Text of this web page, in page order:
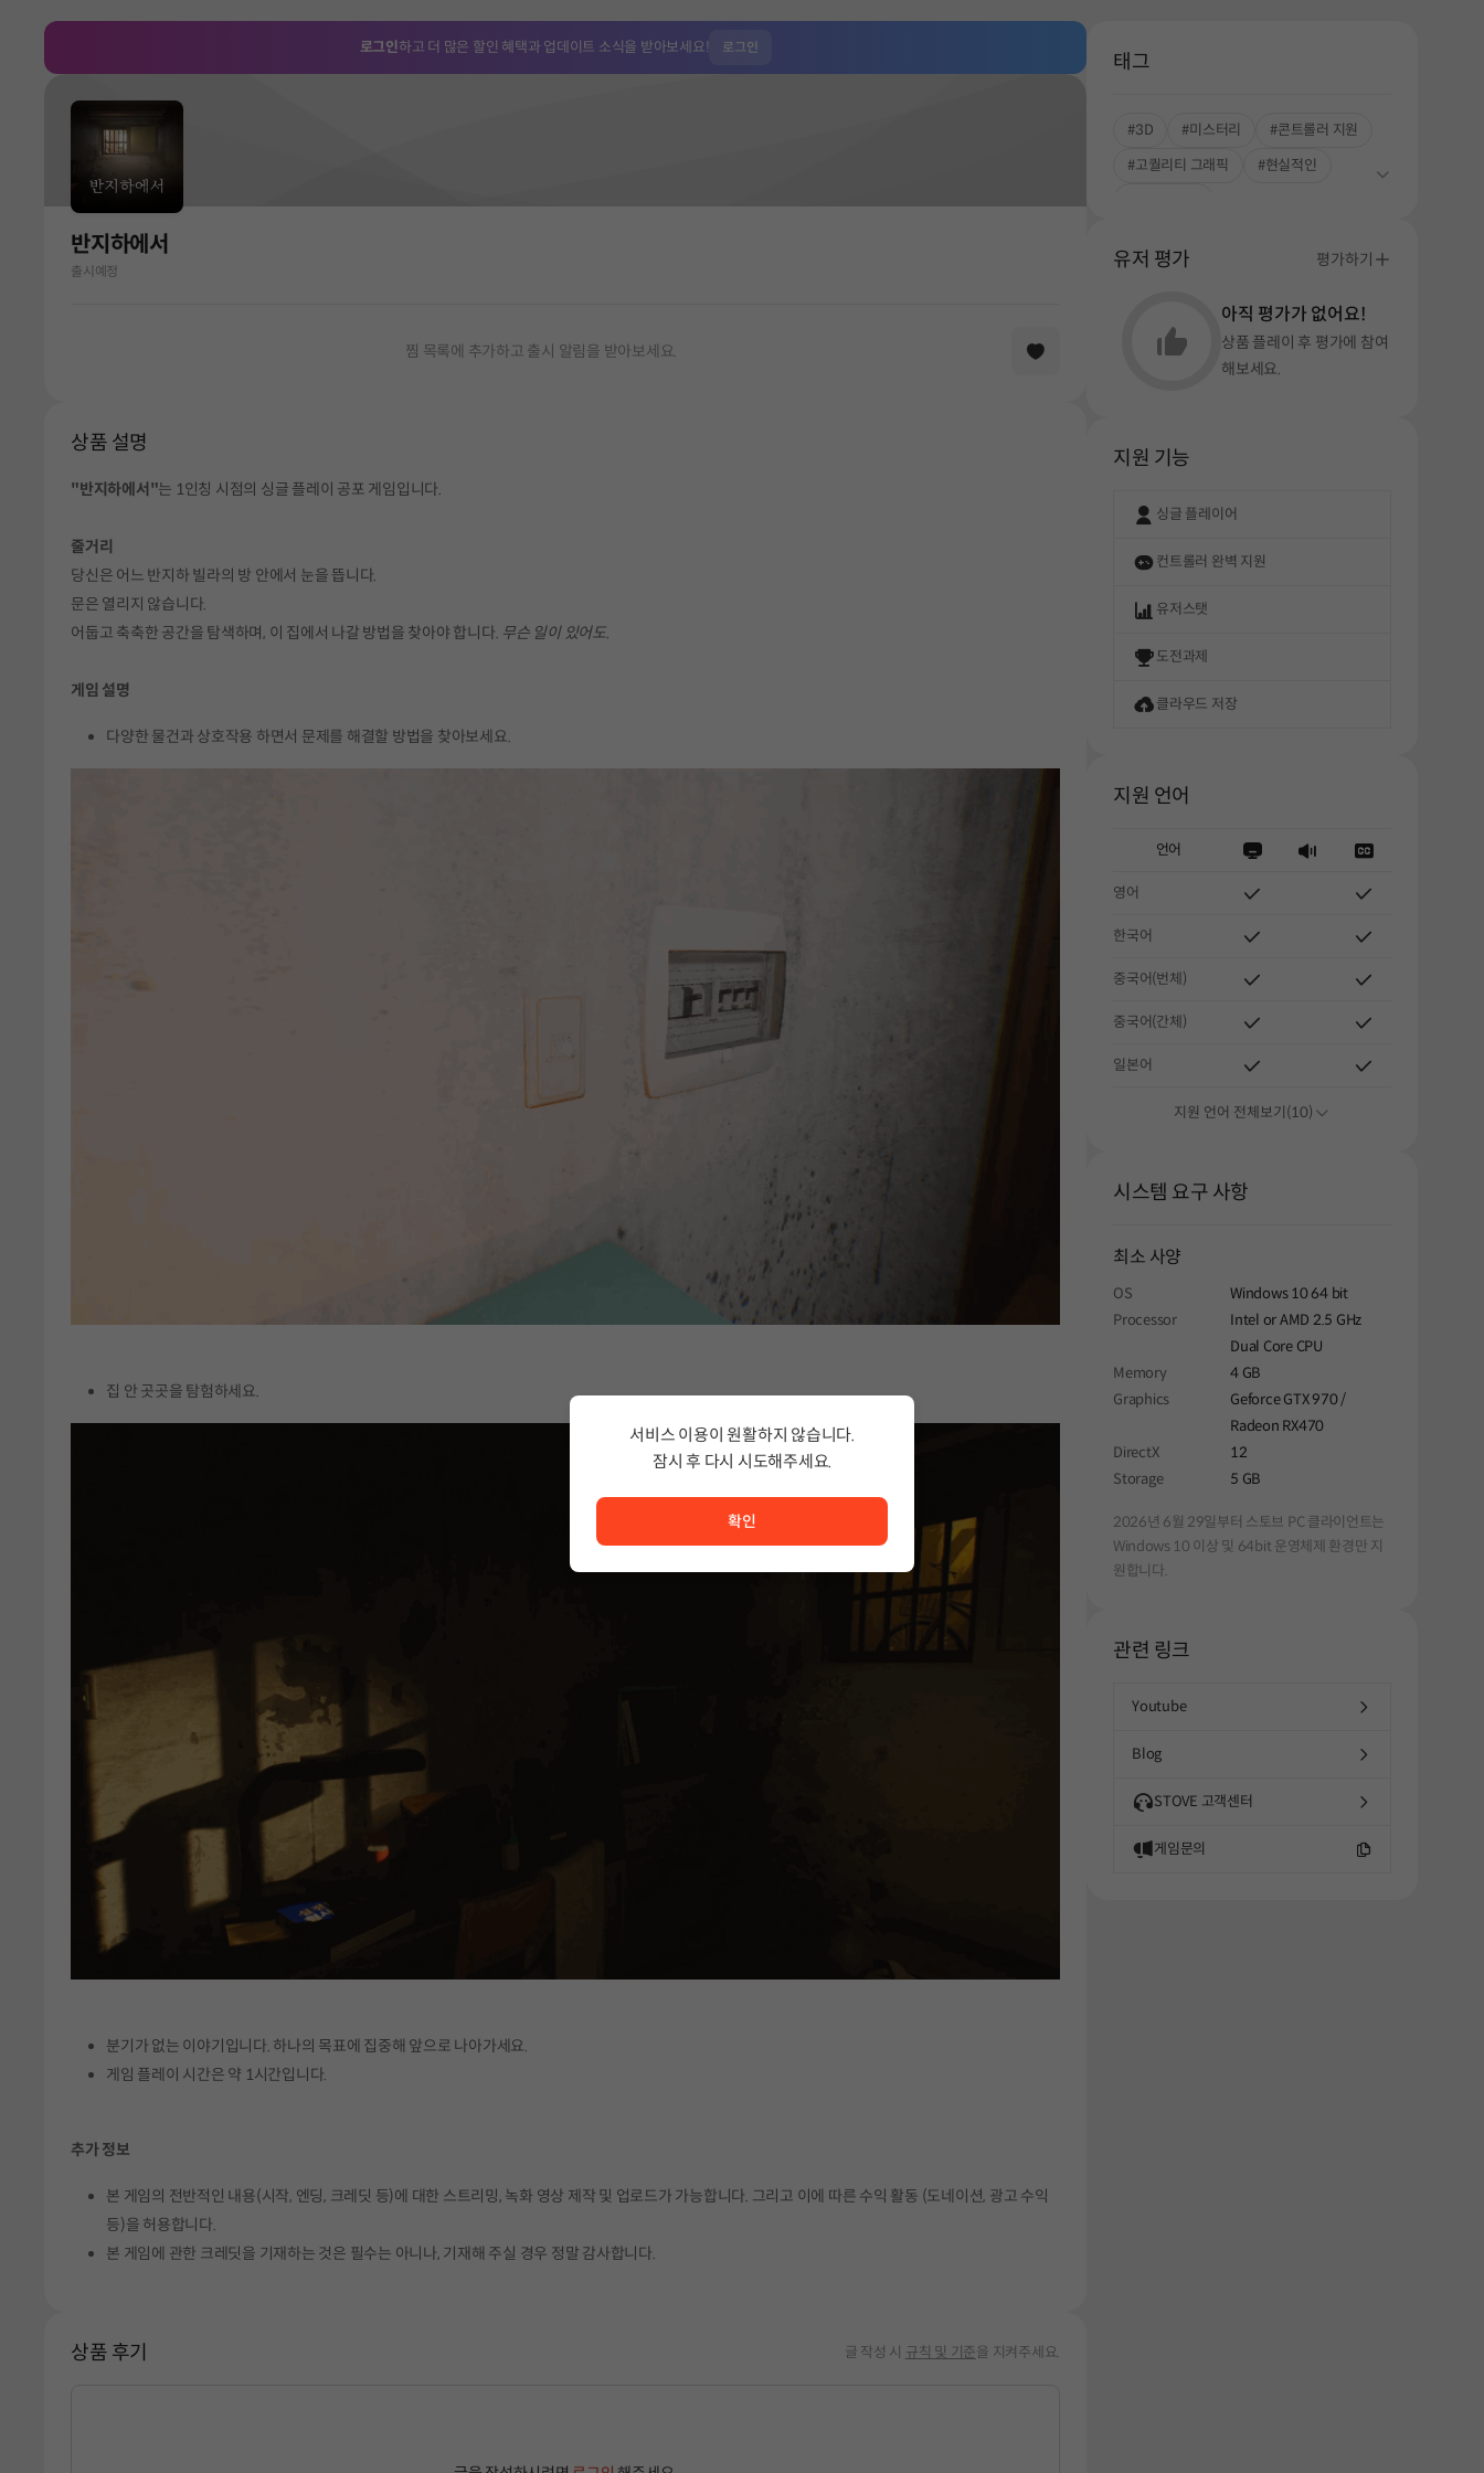
로그인하고 더 많은 할인 혜택과 업데이트 소식을 받아보세요! 로그인
반지하에서
출시예정
찜 목록에 추가하고 출시 알림을 받아보세요.
상품 설명
"반지하에서"는 1인칭 시점의 싱글 플레이 공포 게임입니다.
줄거리
당신은 어느 반지하 빌라의 방 안에서 눈을 뜹니다.
문은 열리지 않습니다.
어둡고 축축한 공간을 탐색하며, 이 집에서 나갈 방법을 찾아야 합니다. 무슨 일이 있어도.
게임 설명
다양한 물건과 상호작용 하면서 문제를 해결할 방법을 찾아보세요.
집 안 곳곳을 탐험하세요.
분기가 없는 이야기입니다. 하나의 목표에 집중해 앞으로 나아가세요.
게임 플레이 시간은 약 1시간입니다.
추가 정보
본 게임의 전반적인 내용(시작, 엔딩, 크레딧 등)에 대한 스트리밍, 녹화 영상 제작 및 업로드가 가능합니다. 그리고 이에 따른 수익 활동 (도네이션, 광고 수익
등)을 허용합니다.
본 게임에 관한 크레딧을 기재하는 것은 필수는 아니나, 기재해 주실 경우 정말 감사합니다.
상품 후기 글 작성 시 규칙 및 기준을 지켜주세요.
태그
#3D #미스터리
#콘트롤러 지원
#고퀄리티 그래픽
#현실적인
유저 평가 평가하기
아직 평가가 없어요!
상품 플레이 후 평가에 참여
해보세요.
지원 기능
싱글 플레이어
컨트롤러 완벽 지원
유저스탯
도전과제
클라우드 저장
지원 언어
언어
영어
한국어
중국어(번체)
중국어(간체)
일본어
지원 언어 전체보기(10)
시스템 요구 사항
최소 사양
OS
Windows 10 64 bit
Processor
Intel or AMD 2.5 GHz
Dual Core CPU
Memory
4 GB
Graphics
Geforce GTX 970 /
Radeon RX470
DirectX
12
Storage
5 GB
2026년 6월 29일부터 스토브 PC 클라이언트는
Windows 10 이상 및 64bit 운영체제 환경만 지
원합니다.
관련 링크
Youtube
Blog
STOVE 고객센터
게임문의
서비스 이용이 원활하지 않습니다.
잠시 후 다시 시도해주세요.
확인